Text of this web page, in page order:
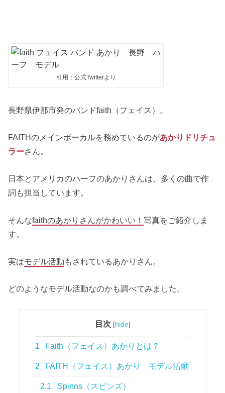
引用：公式Twitterより
長野県伊那市発のバンドfaith（フェイス）。
FAITHのメインボーカルを務めているのがあかりドリチュ
ラーさん。
日本とアメリカのハーフのあかりさんは、多くの曲で作
詞も担当しています。
そんなfaithのあかりさんがかわいい！写真をご紹介しま
す。
実はモデル活動 もされているあかりさん。
どのようなモデル活動なのかも調べてみました。
目次 [hide]
1 Faith（フェイス）あかりとは？
2 FAITH（フェイス）あかり モデル活動
2.1 Spinns（スピンズ）